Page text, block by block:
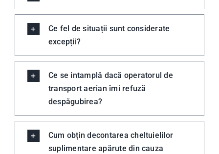
Ce fel de situații sunt considerate
excepții?
Ce se intamplă dacă operatorul de
transport aerian îmi refuză
despăgubirea?
Cum obțin decontarea cheltuielilor
suplimentare apărute din cauza